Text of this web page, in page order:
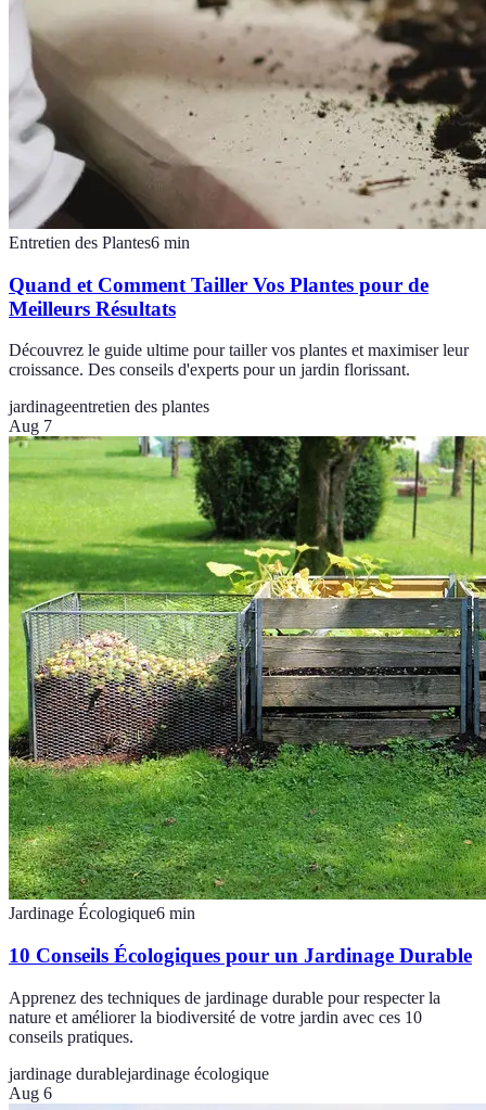
Entretien des Plantes6 min
Quand et Comment Tailler Vos Plantes pour de
Meilleurs Résultats
Découvrez le guide ultime pour tailler vos plantes et maximiser leur
croissance. Des conseils d'experts pour un jardin florissant.
jardinageentretien des plantes
Aug 7
Jardinage Écologique6 min
10 Conseils Écologiques pour un Jardinage Durable
Apprenez des techniques de jardinage durable pour respecter la
nature et améliorer la biodiversité de votre jardin avec ces 10
conseils pratiques.
jardinage durablejardinage écologique
Aug 6